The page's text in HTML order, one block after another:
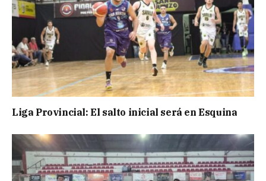
Liga Provincial: El salto inicial será en Esquina